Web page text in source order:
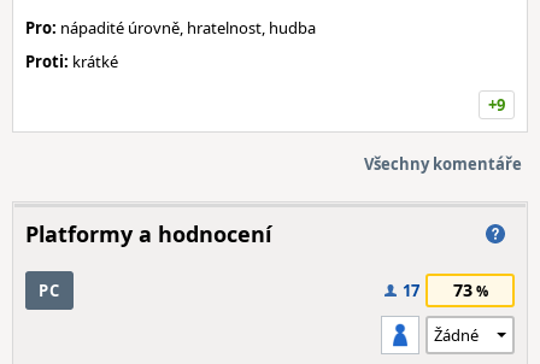
Pro: nápadité úrovně, hratelnost, hudba
Proti: krátké
+9
Všechny komentáře
Platformy a hodnocení
PC 17 73